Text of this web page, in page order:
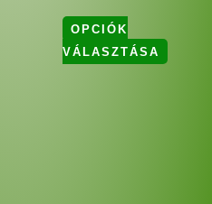
OPCIÓK
VÁLASZTÁSA